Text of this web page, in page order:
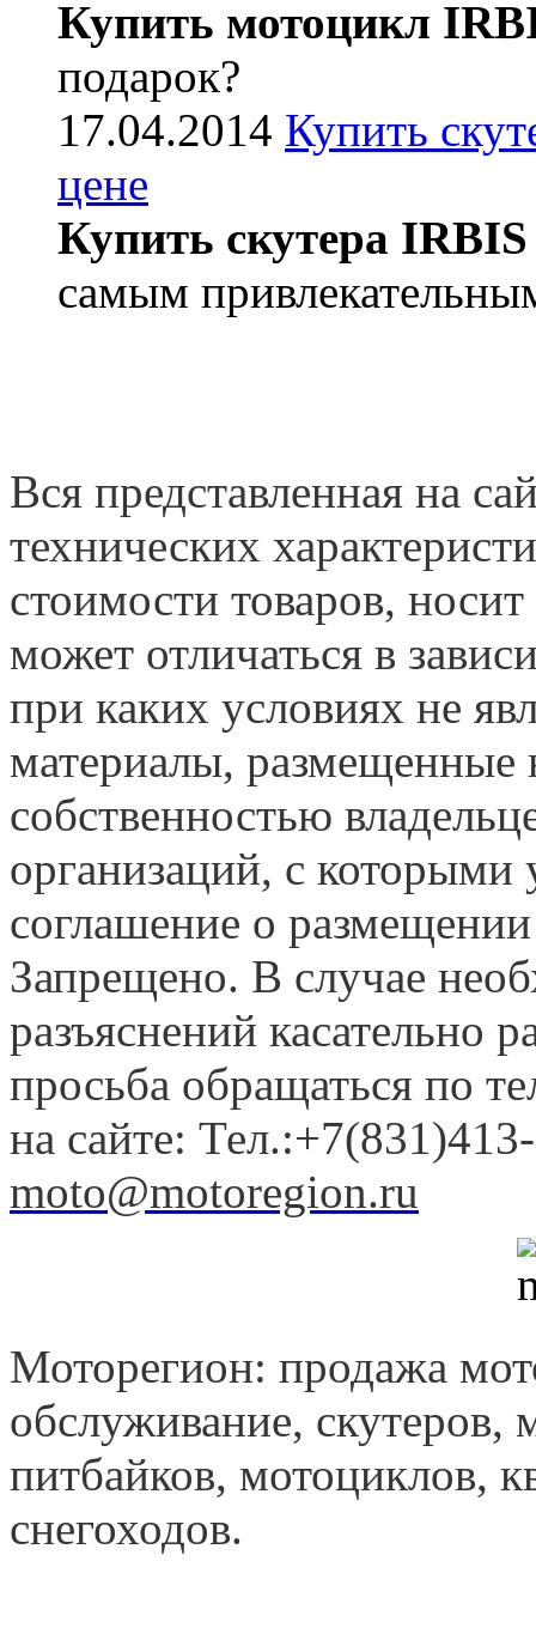
Купить мотоцикл
подарок?
17.04.2014 Купить
цене
Купить скутера IRBIS
самым
Вся представленная на
технических
стоимости товаров,
может отличаться в
при каких условиях не
материалы, размещенные
собственностью
организаций, с которыми
соглашение о
Запрещено. В случае
разъяснений
просьба обращаться по
на сайте:
moto@motoregion.ru
Моторегион: продажа
обслуживание, скутеров,
питбайков, мотоциклов,
снегоходов.